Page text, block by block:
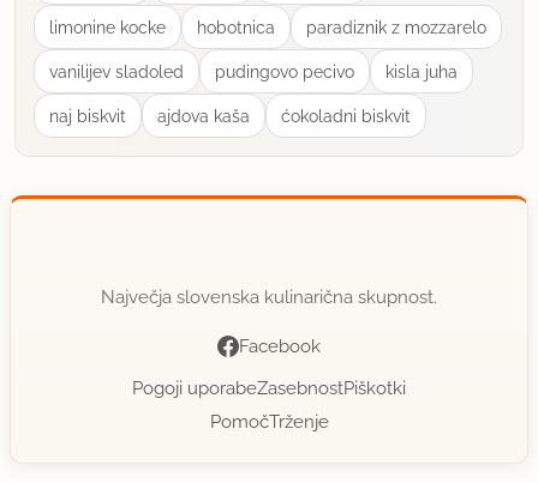
limonine kocke hobotnica paradiznik z mozzarelo
vanilijev sladoled pudingovo pecivo kisla juha
naj biskvit ajdova kaša ćokoladni biskvit
Največja slovenska kulinarična skupnost.
Facebook
Pogoji uporabeZasebnostPiškotki
PomočTrženje